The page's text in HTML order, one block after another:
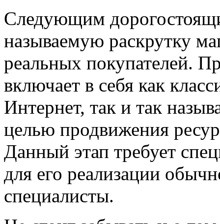
Следующим
называемую раскрутку
реальных покупателей.
включает в себя как
Интернет, так и так
целью продвижения
Данный этап требует
для его реализации
специалисты.